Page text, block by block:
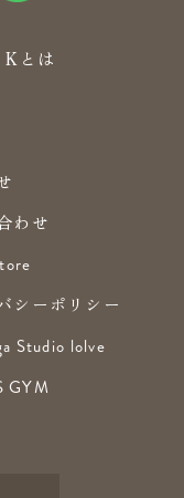
とは
わせ
シーポリシー
Studio lolve
GYM